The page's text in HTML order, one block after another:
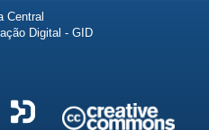
Central
Digital - GID